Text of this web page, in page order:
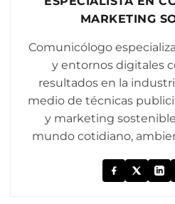
MARKETING
Comunicólogo
y entornos digitales
resultados en la
medio de técnicas
y marketing
mundo cotidiano,